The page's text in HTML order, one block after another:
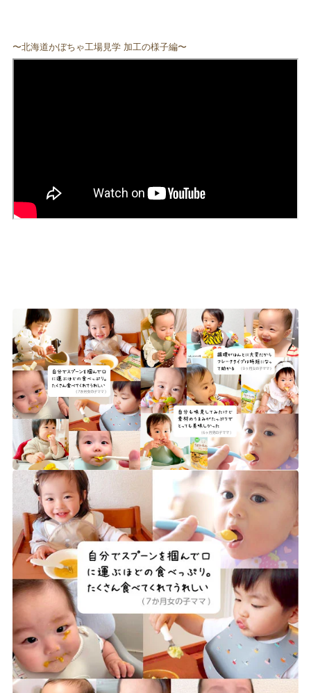
〜北海道かぼちゃ工場見学 加工の様子編〜